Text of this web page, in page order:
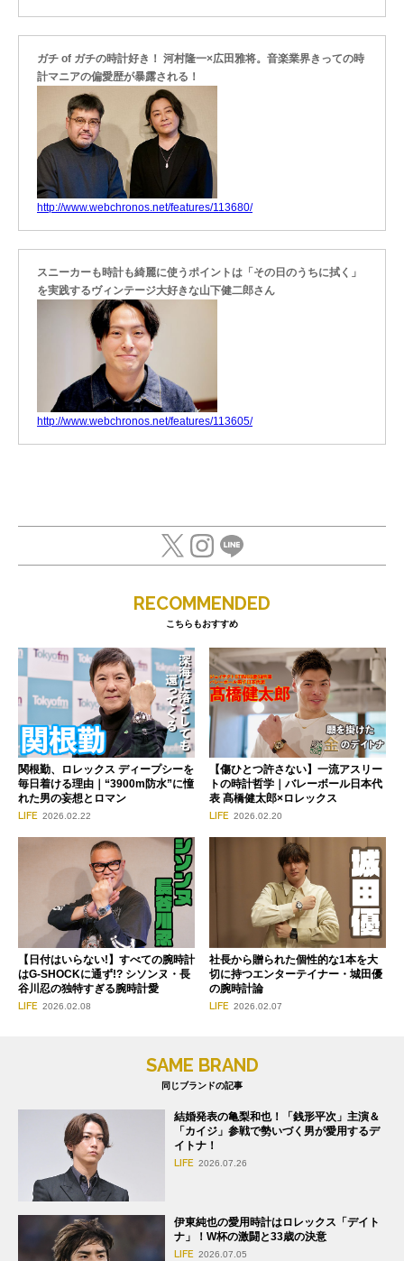
ガチ of ガチの時計好き！ 河村隆一×広田雅将。音楽業界きっての時
計マニアの偏愛歴が暴露される！
http://www.webchronos.net/features/113680/
スニーカーも時計も綺麗に使うポイントは「その日のうちに拭く」
を実践するヴィンテージ大好きな山下健二郎さん
http://www.webchronos.net/features/113605/
RECOMMENDED
こちらもおすすめ
関根勤、ロレックス ディープシーを
毎日着ける理由｜“3900m防水”に憧
れた男の妄想とロマン
LIFE 2026.02.22
【傷ひとつ許さない】一流アスリー
トの時計哲学｜バレーボール日本代
表 髙橋健太郎×ロレックス
LIFE 2026.02.20
【日付はいらない!】すべての腕時計
はG-SHOCKに通ず!? シソンヌ・長
谷川忍の独特すぎる腕時計愛
LIFE 2026.02.08
社長から贈られた個性的な1本を大
切に持つエンターテイナー・城田優
の腕時計論
LIFE 2026.02.07
SAME BRAND
同じブランドの記事
結婚発表の亀梨和也！「銭形平次」主演＆
「カイジ」参戦で勢いづく男が愛用するデ
イトナ！
LIFE 2026.07.26
伊東純也の愛用時計はロレックス「デイト
ナ」！W杯の激闘と33歳の決意
LIFE 2026.07.05